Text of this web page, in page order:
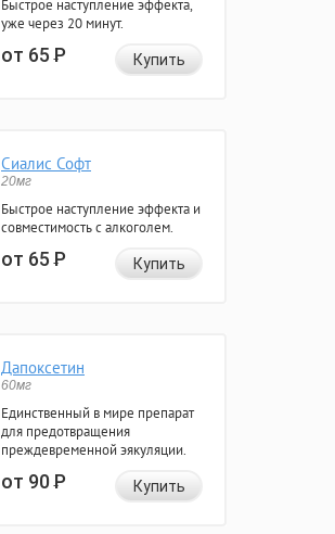
Быстрое наступление эффекта,
уже через 20 минут.
от 65Р Купить
Сиалис Софт
20мг
Быстрое наступление эффекта и
совместимость с алкоголем.
от 65Р Купить
Дапоксетин
60мг
Единственный в мире препарат
для предотвращения
преждевременной эякуляции.
от 90Р Купить